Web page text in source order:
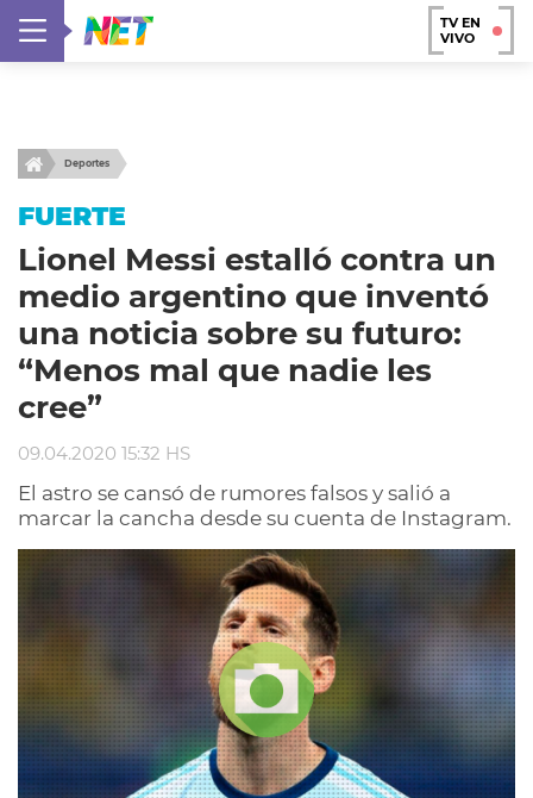
TV EN
VIVO
Deportes
FUERTE
Lionel Messi estalló contra un
medio argentino que inventó
una noticia sobre su futuro:
“Menos mal que nadie les
cree”
09.04.2020 15:32 HS
El astro se cansó de rumores falsos y salió a
marcar la cancha desde su cuenta de Instagram.